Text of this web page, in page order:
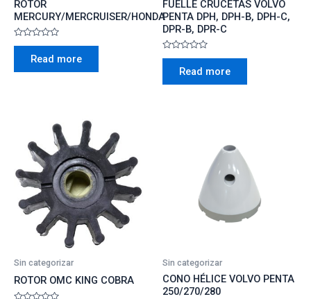
ROTOR
MERCURY/MERCRUISER/HONDA
Rated
Read more
FUELLE CRUCETAS VOLVO
PENTA DPH, DPH-B, DPH-C,
DPR-B, DPR-C
Rated
Read more
Sin categorizar
ROTOR OMC KING COBRA
Sin categorizar
CONO HÉLICE VOLVO PENTA
250/270/280